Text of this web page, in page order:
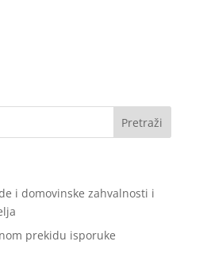
i domovinske zahvalnosti i
prekidu isporuke